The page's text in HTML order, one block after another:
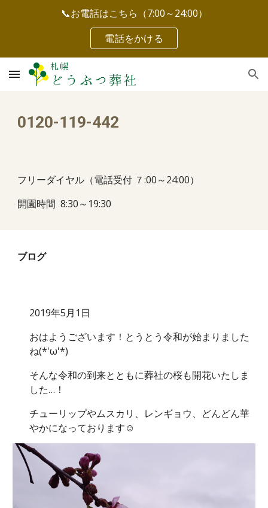
Skip to main content Skip to navigation
📞お電話はこちら（7:00～24:00）
電話をかける
0120-119-442
フリーダイヤル（電話受付 ７:00～24:00）
開園時間 8:30～19:30
ブログ
2019年5月1日
おはようございます！とうとう令和が始まりました
ね(*'ω'*)
そんな令和の到来とともに葬社の桜も開花いたしま
した…！
チューリップやムスカリ、レンギョウ、どんどん華
やかになっております☺